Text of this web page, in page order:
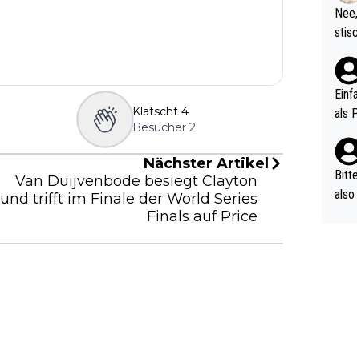
Klatscht 4
Besucher 2
Nächster Artikel
Van Duijvenbode besiegt Clayton
und trifft im Finale der World Series
Finals auf Price
(in
als
nes
ttler
vV
als